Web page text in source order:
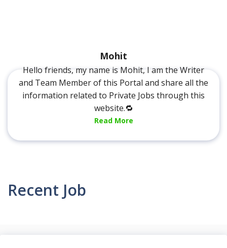
Mohit
Hello friends, my name is Mohit, I am the Writer
and Team Member of this Portal and share all the
information related to Private Jobs through this
website.🔁
Read More
Recent Job